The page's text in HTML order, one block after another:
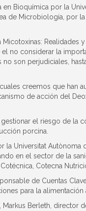
Bioquímica por la
de Microbiología, por
no considerar la
son perjudiciales,
creemos que han
de acción del
el riesgo de la
porcina.
la Universitat Autònoma
en el sector de la
Cotecna
de Cuentas
para la alimentación
Berleth, director